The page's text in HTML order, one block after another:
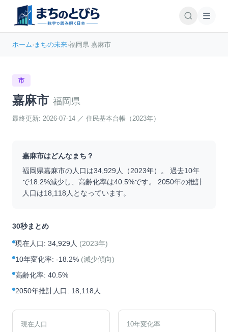
ホーム›まちの未来›福岡県 嘉麻市
市
嘉麻市 福岡県
最終更新: 2026-07-14 ／ 住民基本台帳（2023年）
嘉麻市はどんなまち？
福岡県嘉麻市の人口は34,929 人（2023年）。 過去10年
で18.2%減少し、高齢化率は40.5%です。 2050年の推計
人口は18,118 人となっています。
30秒まとめ
現在人口: 34,929人 (2023年)
10年変化率: -18.2% (減少傾向)
高齢化率: 40.5%
2050年推計人口: 18,118人
現在人口 10年変化率